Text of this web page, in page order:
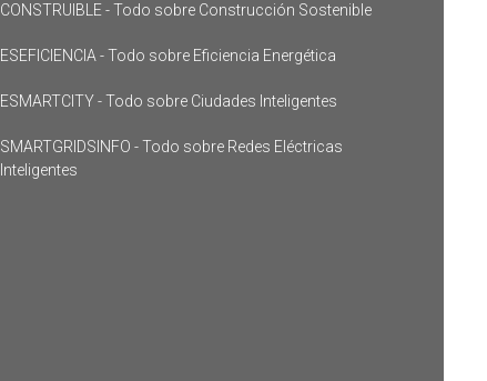
CONSTRUIBLE - Todo sobre Construcción Sostenible
ESEFICIENCIA - Todo sobre Eficiencia Energética
ESMARTCITY - Todo sobre Ciudades Inteligentes
SMARTGRIDSINFO - Todo sobre Redes Eléctricas
Inteligentes